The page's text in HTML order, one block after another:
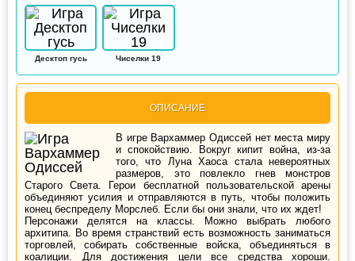
ОПИСАНИЕ
В игре Вархаммер Одиссей нет места миру
и спокойствию. Вокруг кипит война, из-за
того, что Луна Хаоса стала невероятных
размеров, это повлекло гнев монстров
Старого Света. Герои бесплатной пользовательской арены
объединяют усилия и отправляются в путь, чтобы положить
конец беспределу Морслеб. Если бы они знали, что их ждет!
Персонажи делятся на классы. Можно выбрать любого
архитипа. Во время странствий есть возможность заниматься
торговлей, собирать собственные войска, объединяться в
коалиции. Для достижения цели все средства хороши.
Десктоп гусь Чиселки 19